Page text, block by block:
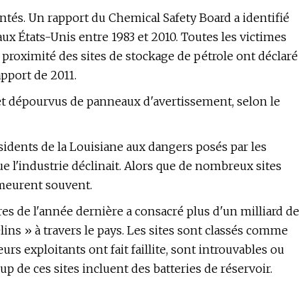
Un rapport du Chemical Safety Board a identifié
États-Unis entre 1983 et 2010. Toutes les victimes
des sites de stockage de pétrole ont déclaré
de 2011.
de panneaux d'avertissement, selon le
de la Louisiane aux dangers posés par les
l'industrie déclinait. Alors que de nombreux sites
souvent.
de l'année dernière a consacré plus d'un milliard de
» à travers le pays. Les sites sont classés comme
exploitants ont fait faillite, sont introuvables ou
de ces sites incluent des batteries de réservoir.